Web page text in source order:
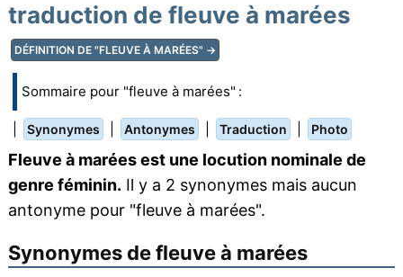
traduction de fleuve à marées
DÉFINITION DE "FLEUVE À MARÉES" →
Sommaire pour "fleuve à marées" :
Synonymes Antonymes Traduction Photo
Fleuve à marées est une locution nominale de
genre féminin. Il y a 2 synonymes mais aucun
antonyme pour "fleuve à marées".
Synonymes defleuve à marées